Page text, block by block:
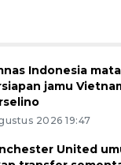
Indonesia
jamu
2026 19:47
United